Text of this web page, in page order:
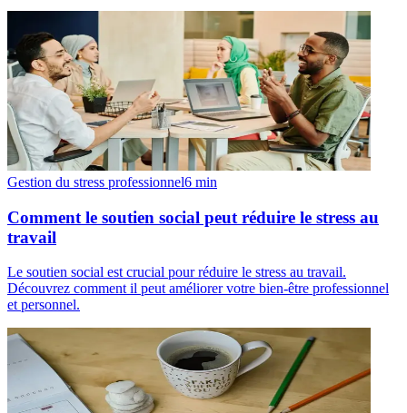
Gestion du stress professionnel6 min
Comment le soutien social peut réduire le stress au
travail
Le soutien social est crucial pour réduire le stress au travail.
Découvrez comment il peut améliorer votre bien-être professionnel
et personnel.